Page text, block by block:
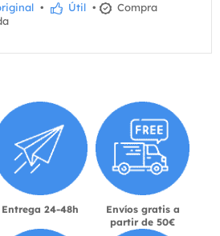
• Útil •
Compra
Entrega 24-48h
Envíos gratis a
partir de 50€